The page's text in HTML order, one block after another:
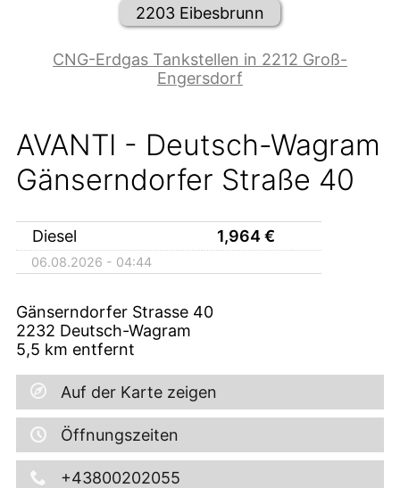
2203 Eibesbrunn
CNG-Erdgas Tankstellen in 2212 Groß-
Engersdorf
AVANTI - Deutsch-Wagram
Gänserndorfer Straße 40
Diesel 1,964€
06.08.2026 - 04:44
Gänserndorfer Strasse 40
2232 Deutsch-Wagram
5,5 km entfernt
Auf der Karte zeigen
Öffnungszeiten
+43800202055